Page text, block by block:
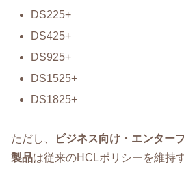
DS225+
DS425+
DS925+
DS1525+
DS1825+
ただし、 ビジネス向け・エンター
製品は従来のHCLポリシーを維持